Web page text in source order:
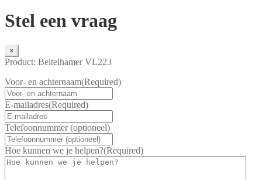
Stel een vraag
×
Product: Beitelhamer VL223
Voor- en achternaam(Required)
E-mailadres(Required)
Telefoonnummer (optioneel)
Hoe kunnen we je helpen?(Required)